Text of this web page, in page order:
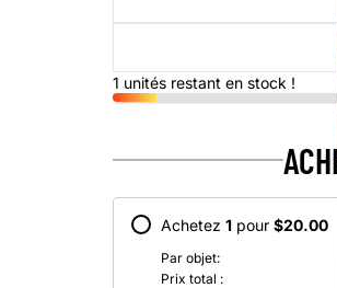
1 unités restant en stock !
Achetez 1 pour $20.00
Par objet:
Prix total :